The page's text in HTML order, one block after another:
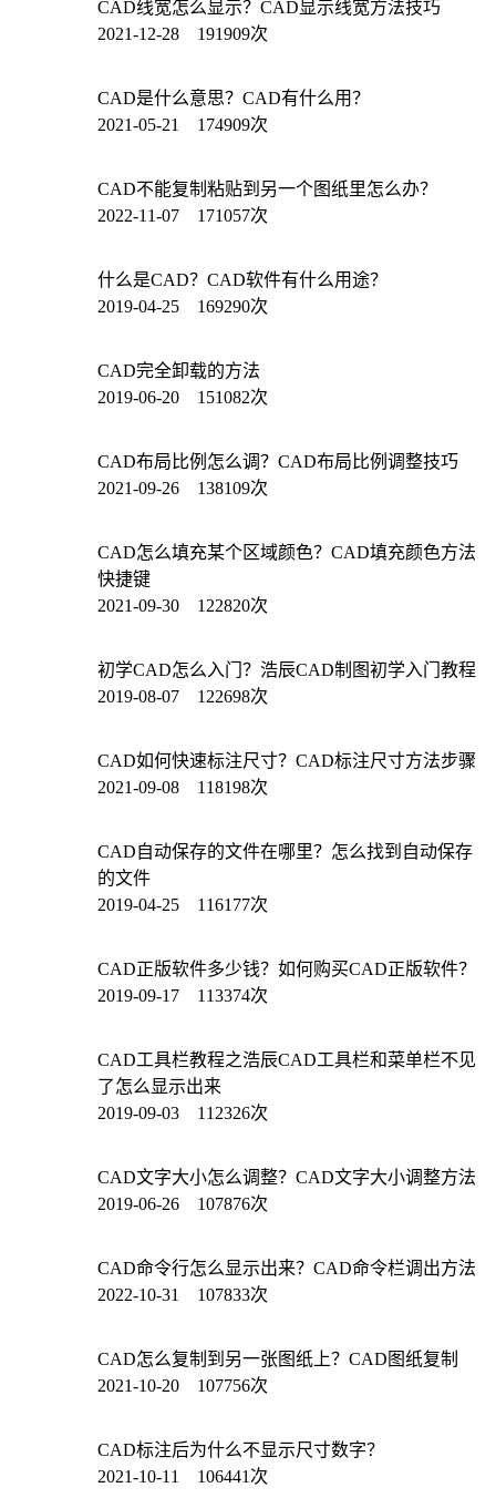
CAD线宽怎么显示？CAD显示线宽方法技巧
2021-12-28 191909次
CAD是什么意思？CAD有什么用？
2021-05-21 174909次
CAD不能复制粘贴到另一个图纸里怎么办？
2022-11-07 171057次
什么是CAD？CAD软件有什么用途？
2019-04-25 169290次
CAD完全卸载的方法
2019-06-20 151082次
CAD布局比例怎么调？CAD布局比例调整技巧
2021-09-26 138109次
CAD怎么填充某个区域颜色？CAD填充颜色方法
快捷键
2021-09-30 122820次
初学CAD怎么入门？浩辰CAD制图初学入门教程
2019-08-07 122698次
CAD如何快速标注尺寸？CAD标注尺寸方法步骤
2021-09-08 118198次
CAD自动保存的文件在哪里？怎么找到自动保存
的文件
2019-04-25 116177次
CAD正版软件多少钱？如何购买CAD正版软件？
2019-09-17 113374次
CAD工具栏教程之浩辰CAD工具栏和菜单栏不见
了怎么显示出来
2019-09-03 112326次
CAD文字大小怎么调整？CAD文字大小调整方法
2019-06-26 107876次
CAD命令行怎么显示出来？CAD命令栏调出方法
2022-10-31 107833次
CAD怎么复制到另一张图纸上？CAD图纸复制
2021-10-20 107756次
CAD标注后为什么不显示尺寸数字？
2021-10-11 106441次